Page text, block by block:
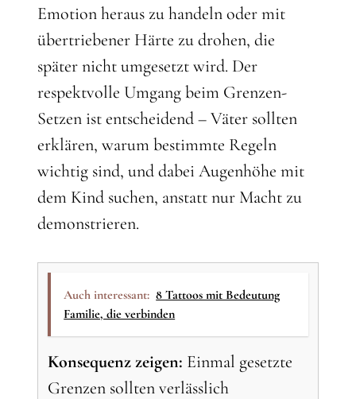
Emotion heraus zu handeln oder mit
übertriebener Härte zu drohen, die
später nicht umgesetzt wird. Der
respektvolle Umgang beim Grenzen-
Setzen ist entscheidend – Väter sollten
erklären, warum bestimmte Regeln
wichtig sind, und dabei Augenhöhe mit
dem Kind suchen, anstatt nur Macht zu
demonstrieren.
Auch interessant: 8 Tattoos mit Bedeutung
Familie, die verbinden
Konsequenz zeigen: Einmal gesetzte
Grenzen sollten verlässlich